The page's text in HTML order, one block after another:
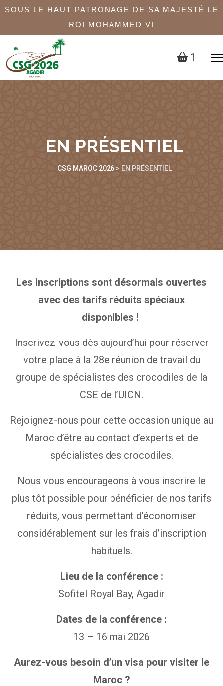
SOUS LE HAUT PATRONAGE DE SA MAJESTÉ LE
ROI MOHAMMED VI
1
EN PRÉSENTIEL
CSG MAROC 2026 > EN PRÉSENTIEL
Les inscriptions sont désormais ouvertes
avec des tarifs réduits spéciaux
disponibles !
Inscrivez-vous dès aujourd’hui pour réserver
votre place à la 28e réunion de travail du
groupe de spécialistes des crocodiles de la
CSE de l’UICN.
Rejoignez-nous pour cette occasion unique au
Maroc d’être au contact d’experts et de
spécialistes des crocodiles.
Nous vous encourageons à vous inscrire le
plus tôt possible pour bénéficier de nos tarifs
réduits, vous permettant d’économiser
considérablement sur les frais d’inscription
habituels.
Lieu de la conférence :
Sofitel Royal Bay, Agadir
Dates de la conférence :
13 – 16 mai 2026
Aurez-vous besoin d’un visa pour visiter le
Maroc ?